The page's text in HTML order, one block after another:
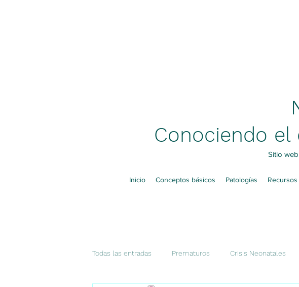
Conociendo
Sitio
Inicio Conceptos básicos Patologías Recursos
Todas las entradas Prematuros Crisis Neonatales